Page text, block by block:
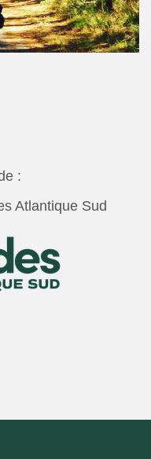
:
Atlantique Sud